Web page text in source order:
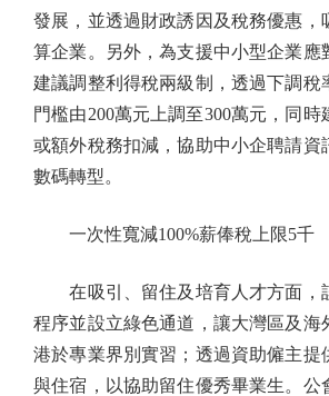
發展，並透過財政誘因及稅務優惠，
算企業。另外，為支援中小型企業應
建議調整利得稅兩級制，透過下調稅
門檻由200萬元上調至300萬元，同
或額外稅務扣減，協助中小企聘請資
數碼轉型。
一次性寬減100%薪俸稅上限5千
在吸引、留住及培育人才方面，
程序並設立綠色通道，讓大灣區及海
港於專業界別實習；透過資助僱主提
與住宿，以協助留住優秀畢業生。公